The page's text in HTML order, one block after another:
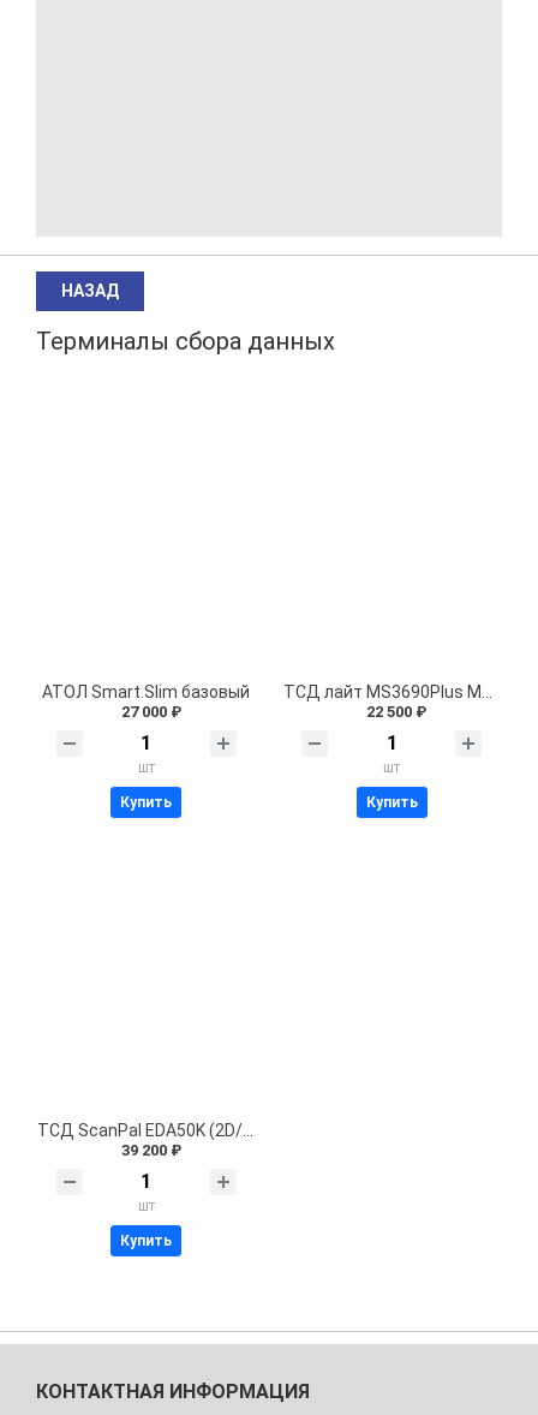
НАЗАД
Терминалы сбора данных
АТОЛ Smart.Slim базовый
27 000 ₽
шт
Купить
22 500 ₽
шт
Купить
39 200 ₽
шт
Купить
КОНТАКТНАЯ ИНФОРМАЦИЯ